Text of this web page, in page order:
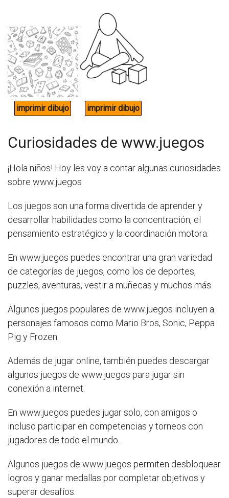
Curiosidades de www.juegos
¡Hola niños! Hoy les voy a contar algunas curiosidades
sobre www.juegos
Los juegos son una forma divertida de aprender y
desarrollar habilidades como la concentración, el
pensamiento estratégico y la coordinación motora.
En www.juegos puedes encontrar una gran variedad
de categorías de juegos, como los de deportes,
puzzles, aventuras, vestir a muñecas y muchos más.
Algunos juegos populares de www.juegos incluyen a
personajes famosos como Mario Bros, Sonic, Peppa
Pig y Frozen.
Además de jugar online, también puedes descargar
algunos juegos de www.juegos para jugar sin
conexión a internet.
En www.juegos puedes jugar solo, con amigos o
incluso participar en competencias y torneos con
jugadores de todo el mundo.
Algunos juegos de www.juegos permiten desbloquear
logros y ganar medallas por completar objetivos y
superar desafíos.